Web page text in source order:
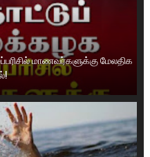
மாணவர்களுக்கு மேலதிக